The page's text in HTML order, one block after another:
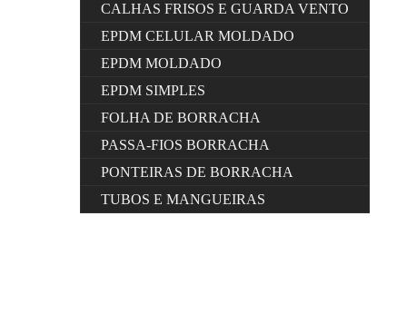
CALHAS FRISOS E GUARDA VENTO
EPDM CELULAR MOLDADO
EPDM MOLDADO
EPDM SIMPLES
FOLHA DE BORRACHA
PASSA-FIOS BORRACHA
PONTEIRAS DE BORRACHA
TUBOS E MANGUEIRAS